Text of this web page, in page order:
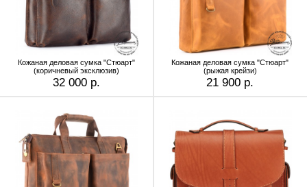
Кожаная деловая сумка "Стюарт"
(коричневый эксклюзив)
32 000 р.
Кожаная деловая сумка "Стюарт"
(рыжая крейзи)
21 900 р.